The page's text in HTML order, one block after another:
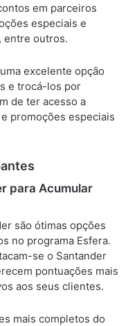
em parceiros
especiais e
entre outros.
excelente opção
e trocá-los por
de ter acesso a
promoções especiais
para Acumular
são ótimas opções
no programa Esfera.
se o Santander
pontuações mais
aos seus clientes.
mais completos do